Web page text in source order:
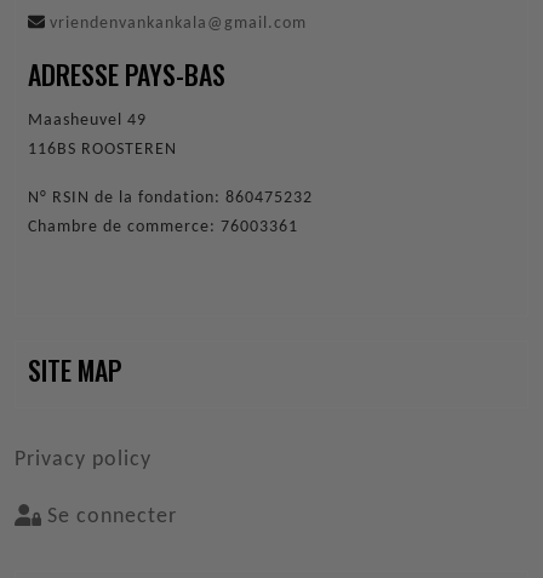
vriendenvankankala@gmail.com
ADRESSE PAYS-BAS
Maasheuvel 49
116BS ROOSTEREN
N° RSIN de la fondation: 860475232
Chambre de commerce: 76003361
SITE MAP
VOET
Privacy policy
Se connecter